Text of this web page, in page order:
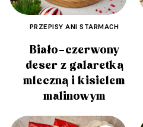
PRZEPISY ANI STARMACH
Biało–czerwony
deser z galaretką
mleczną i kisielem
malinowym